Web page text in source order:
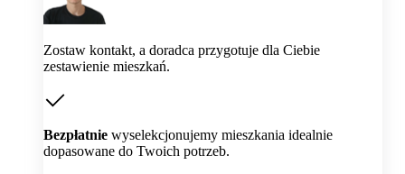
Zostaw kontakt, a doradca przygotuje dla Ciebie
zestawienie mieszkań.
Bezpłatnie wyselekcjonujemy mieszkania idealnie
dopasowane do Twoich potrzeb.